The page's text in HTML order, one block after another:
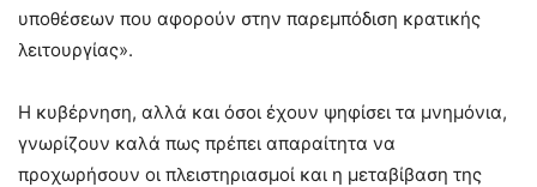
υποθέσεων που αφορούν στην παρεμπόδιση κρατικής
λειτουργίας».
Η κυβέρνηση, αλλά και όσοι έχουν ψηφίσει τα μνημόνια,
γνωρίζουν καλά πως πρέπει απαραίτητα να
προχωρήσουν οι πλειστηριασμοί και η μεταβίβαση της